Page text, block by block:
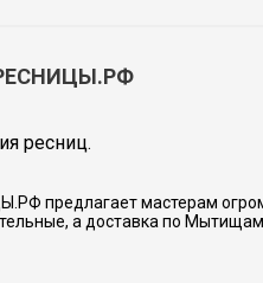
ресниц.
предлагает мастерам
а доставка по